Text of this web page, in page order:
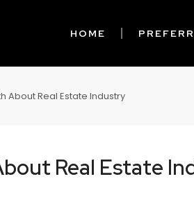
HOME
About Real Estate Industry
Real Estate